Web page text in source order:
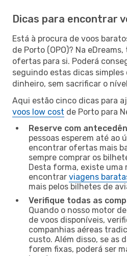
Dicas para encontrar
Está à procura de voos
de Porto (OPO)? Na
ofertas para si. Poderá
seguindo estas dicas simples
dinheiro, sem sacrificar o
Aqui estão cinco dicas para
voos low cost de Porto para
Reserve com
pessoas esperem até ao
encontrar ofertas mais
sempre comprar os
Desta forma, existe uma
encontrar viagens
mais pelos bilhetes de
Verifique todas as
Quando o nosso motor
de voos disponíveis,
companhias aéreas
custo. Além disso, se as
forem fixas, poderá ser